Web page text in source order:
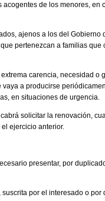
de los menores, en
ajenos a los del
pertenezcan a familias
carencia, necesidad o
a producirse
en situaciones de urgencia.
solicitar la renovación,
ejercicio anterior.
presentar, por
por el interesado o